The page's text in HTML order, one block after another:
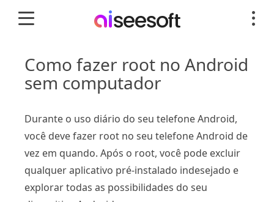
Como fazer root no Android
sem computador
Durante o uso diário do seu telefone Android,
você deve fazer root no seu telefone Android de
vez em quando. Após o root, você pode excluir
qualquer aplicativo pré-instalado indesejado e
explorar todas as possibilidades do seu